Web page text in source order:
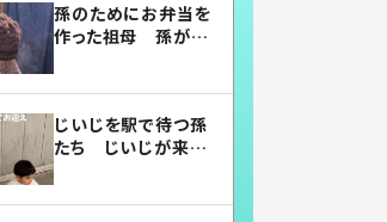
孫のためにお弁当を
作った祖母 孫が絶
じいじを駅で待つ孫
たち じいじが来た